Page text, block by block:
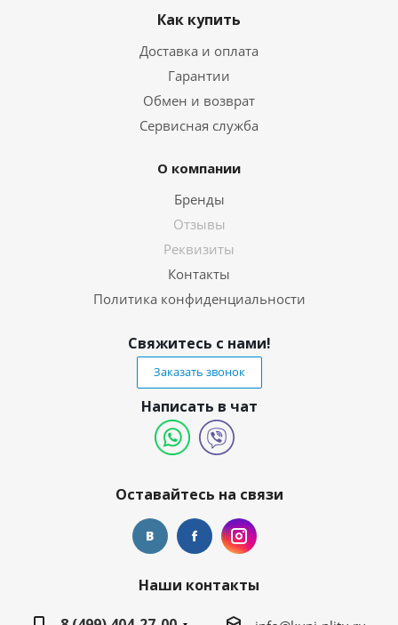
Как купить
Доставка и оплата
Гарантии
Обмен и возврат
Сервисная служба
О компании
Бренды
Отзывы
Реквизиты
Контакты
Политика конфиденциальности
Свяжитесь с нами!
Заказать звонок
Написать в чат
Оставайтесь на связи
Наши контакты